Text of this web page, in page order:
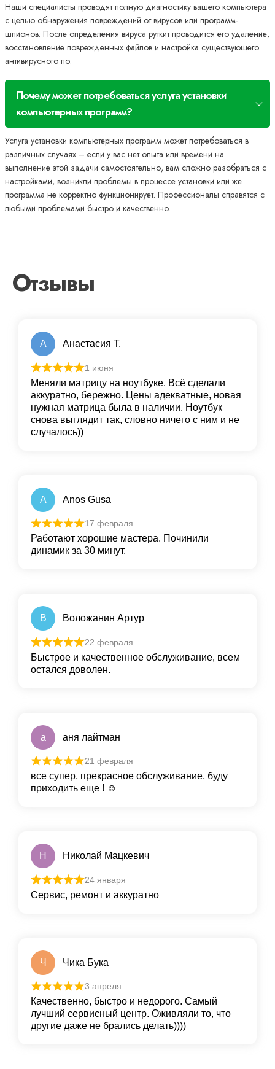
Наши специалисты проводят полную диагностику вашего компьютера
с целью обнаружения повреждений от вирусов или программ-
шпионов. После определения вируса руткит проводится его удаление,
восстановление поврежденных файлов и настройка существующего
антивирусного по.
Почему может потребоваться услуга установки
компьютерных программ?
Услуга установки компьютерных программ может потребоваться в
различных случаях – если у вас нет опыта или времени на
выполнение этой задачи самостоятельно, вам сложно разобраться с
настройками, возникли проблемы в процессе установки или же
программа не корректно функционирует. Профессионалы справятся с
любыми проблемами быстро и качественно.
Отзывы
А Анастасия Т.
1 июня
Меняли матрицу на ноутбуке. Всё сделали
аккуратно, бережно. Цены адекватные, новая
нужная матрица была в наличии. Ноутбук
снова выглядит так, словно ничего с ним и не
случалось))
A Anos Gusa
17 февраля
Работают хорошие мастера. Починили
динамик за 30 минут.
В Воложанин Артур
22 февраля
Быстрое и качественное обслуживание, всем
остался доволен.
а аня лайтман
21 февраля
все супер, прекрасное обслуживание, буду
приходить еще ! ☺️
Н Николай Мацкевич
24 января
Сервис, ремонт и аккуратно
Ч Чика Бука
3 апреля
Качественно, быстро и недорого. Самый
лучший сервисный центр. Оживляли то, что
другие даже не брались делать))))